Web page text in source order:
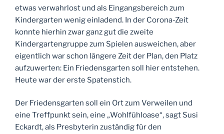
etwas verwahrlost und als Eingangsbereich zum
Kindergarten wenig einladend. In der Corona-Zeit
konnte hierhin zwar ganz gut die zweite
Kindergartengruppe zum Spielen ausweichen, aber
eigentlich war schon längere Zeit der Plan, den Platz
aufzuwerten: Ein Friedensgarten soll hier entstehen.
Heute war der erste Spatenstich.
Der Friedensgarten soll ein Ort zum Verweilen und
eine Treffpunkt sein, eine „Wohlfühloase“, sagt Susi
Eckardt, als Presbyterin zuständig für den